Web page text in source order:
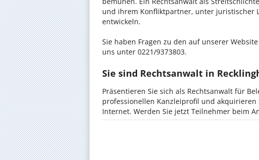
und ihrem Konfliktpartner, unter juristischer
entwickeln.
Sie haben Fragen zu den auf unserer
uns unter 0221/9373803.
Sie sind Rechtsanwalt in
Präsentieren Sie sich als Rechtsanwalt für
professionellen Kanzleiprofil und
Internet. Werden Sie jetzt Teilnehmer beim